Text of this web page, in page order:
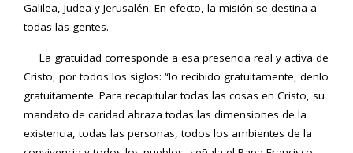
Galilea, Judea y Jerusalén. En efecto, la misión se destina a
todas las gentes.
La gratuidad corresponde a esa presencia real y activa de
Cristo, por todos los siglos: “lo recibido gratuitamente, denlo
gratuitamente. Para recapitular todas las cosas en Cristo, su
mandato de caridad abraza todas las dimensiones de la
existencia, todas las personas, todos los ambientes de la